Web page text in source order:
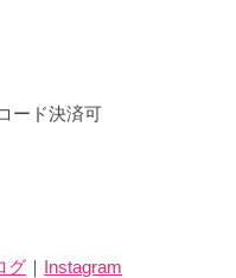
ード決済可
グ ｜ Instagram